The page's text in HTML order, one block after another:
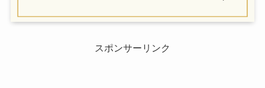
スポンサーリンク